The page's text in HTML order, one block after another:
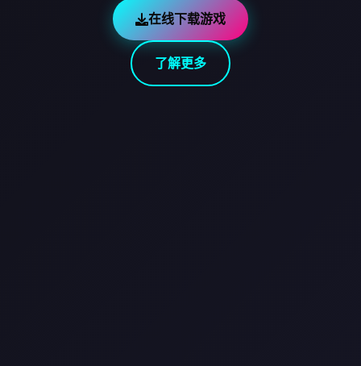
在线下载游戏
了解更多